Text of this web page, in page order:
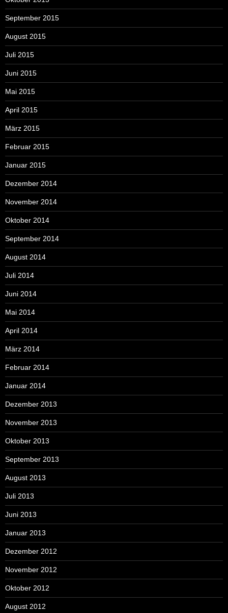
September 2015
August 2015
Juli 2015
Juni 2015
Mai 2015
April 2015
März 2015
Februar 2015
Januar 2015
Dezember 2014
November 2014
Oktober 2014
September 2014
August 2014
Juli 2014
Juni 2014
Mai 2014
April 2014
März 2014
Februar 2014
Januar 2014
Dezember 2013
November 2013
Oktober 2013
September 2013
August 2013
Juli 2013
Juni 2013
Januar 2013
Dezember 2012
November 2012
Oktober 2012
August 2012